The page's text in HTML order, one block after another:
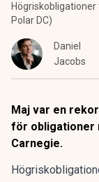
Polar DC)
Daniel
Jacobs
Maj var en
för obligationer
Carnegie.